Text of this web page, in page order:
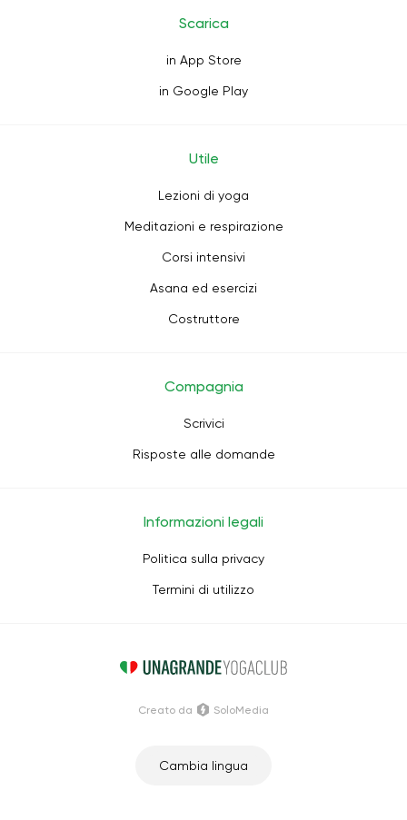
Scarica
in App Store
in Google Play
Utile
Lezioni di yoga
Meditazioni e respirazione
Corsi intensivi
Asana ed esercizi
Costruttore
Compagnia
Scrivici
Risposte alle domande
Informazioni legali
Politica sulla privacy
Termini di utilizzo
Cambia lingua
Creato da SoloMedia